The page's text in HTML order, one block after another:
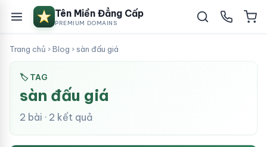
Tên Miền Đẳng Cấp
PREMIUM DOMAINS
Trang chủ ›Blog › sàn đấu giá
🏷 TAG
sàn đấu giá
2 bài · 2 kết quả